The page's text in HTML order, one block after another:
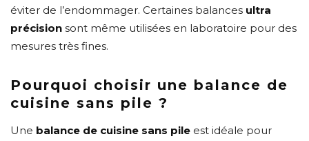
éviter de l’endommager. Certaines balances ultra
précision sont même utilisées en laboratoire pour des
mesures très fines.
Pourquoi choisir une balance de
cuisine sans pile ?
Une balance de cuisine sans pile est idéale pour